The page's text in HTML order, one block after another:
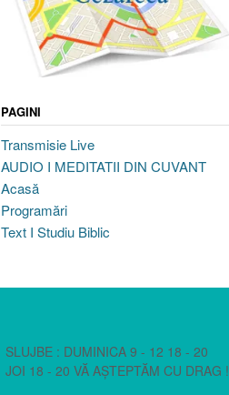
PAGINI
Transmisie Live
AUDIO I MEDITATII DIN CUVANT
Acasă
Programări
Text I Studiu Biblic
SLUJBE : DUMINICA 9 - 12 18 - 20
JOI 18 - 20 VĂ AȘTEPTĂM CU DRAG !